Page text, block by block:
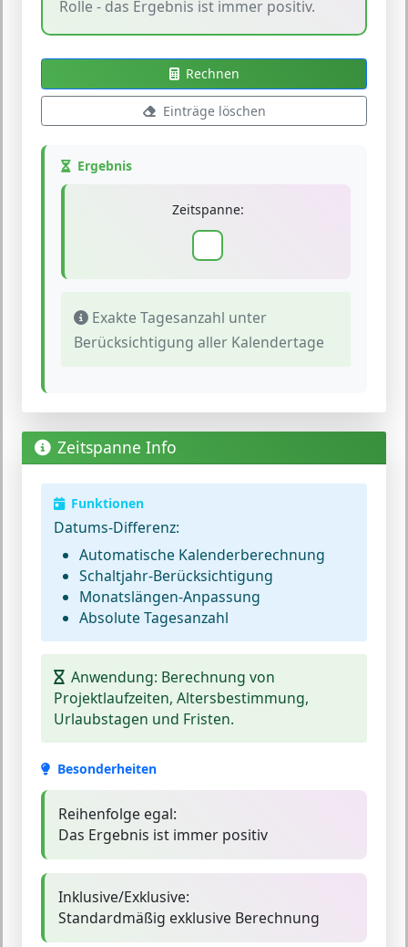
Rolle - das Ergebnis ist immer positiv.
Rechnen
Einträge löschen
Ergebnis
Zeitspanne:
Exakte Tagesanzahl unter
Berücksichtigung aller Kalendertage
Zeitspanne Info
Funktionen
Datums-Differenz:
Automatische Kalenderberechnung
Schaltjahr-Berücksichtigung
Monatslängen-Anpassung
Absolute Tagesanzahl
Anwendung: Berechnung von
Projektlaufzeiten, Altersbestimmung,
Urlaubstagen und Fristen.
Besonderheiten
Reihenfolge egal:
Das Ergebnis ist immer positiv
Inklusive/Exklusive:
Standardmäßig exklusive Berechnung